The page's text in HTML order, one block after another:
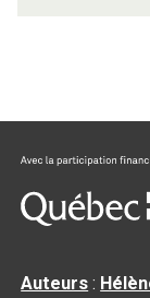
Auteurs :